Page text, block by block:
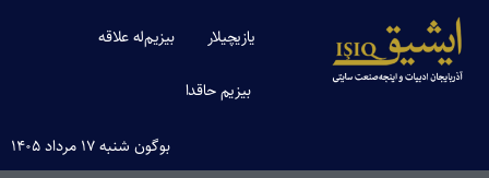
یازیچیلار بیزیم‌له علاقه
بیزیم حاقدا
بوگون شنبه ۱۷ مرداد ۱۴۰۵